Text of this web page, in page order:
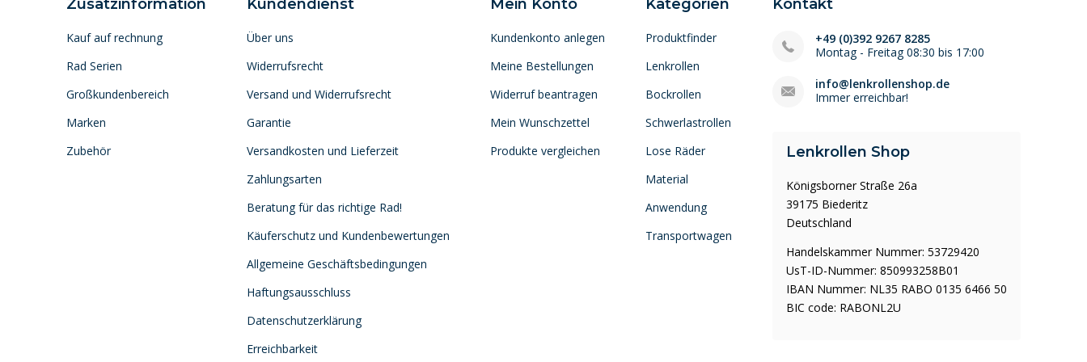
Zusatzinformation
Kauf auf rechnung
Rad Serien
Großkundenbereich
Marken
Zubehör
Kundendienst
Über uns
Widerrufsrecht
Versand und Widerrufsrecht
Garantie
Versandkosten und Lieferzeit
Zahlungsarten
Beratung für das richtige Rad!
Käuferschutz und Kundenbewertungen
Allgemeine Geschäftsbedingungen
Haftungsausschluss
Datenschutzerklärung
Erreichbarkeit
Mein Konto
Kundenkonto anlegen
Meine Bestellungen
Widerruf beantragen
Mein Wunschzettel
Produkte vergleichen
Kategorien
Produktfinder
Lenkrollen
Bockrollen
Schwerlastrollen
Lose Räder
Material
Anwendung
Transportwagen
Kontakt
+49 (0)392 9267 8285
Montag - Freitag 08:30 bis 17:00
info@lenkrollenshop.de
Immer erreichbar!
Lenkrollen Shop
Königsborner Straße 26a
39175 Biederitz
Deutschland
Handelskammer Nummer: 53729420
UsT-ID-Nummer: 850993258B01
IBAN Nummer: NL35 RABO 0135 6466 50
BIC code: RABONL2U